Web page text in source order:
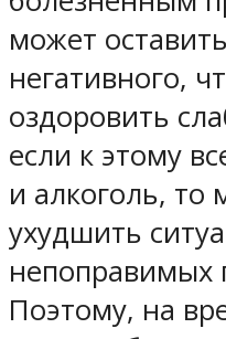
может
негативного,
оздоровить
если к этому
и алкоголь,
ухудшить
непоправимых
Поэтому, на